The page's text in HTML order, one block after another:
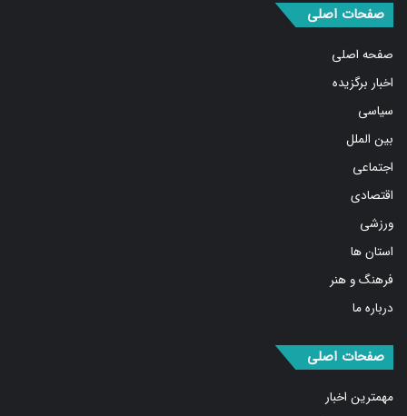
صفحه اصلی
اخبار برگزیده
سیاسی
بین الملل
اجتماعی
اقتصادی
ورزشی
استان ها
فرهنگ و هنر
درباره ما
مهمترین اخبار
پربیننده‌ترین اخبار